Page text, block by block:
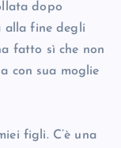
dopo
alla fine degli
fatto sì che non
con sua moglie
figli. C’è una